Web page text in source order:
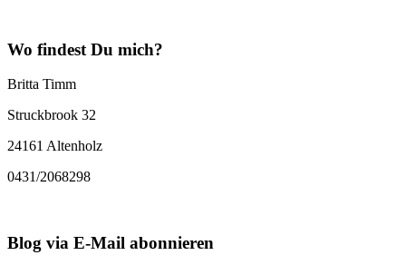
Wo findest Du mich?
Britta Timm
Struckbrook 32
24161 Altenholz
0431/2068298
Blog via E-Mail abonnieren